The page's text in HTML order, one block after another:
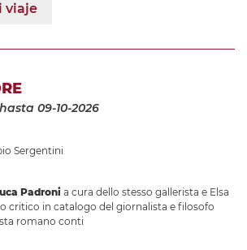
viaje
hasta 09-10-2026
Sergentini
Padronia cura dello stesso gallerista e Elsa
critico in catalogo del giornalista e filosofo
romano conti